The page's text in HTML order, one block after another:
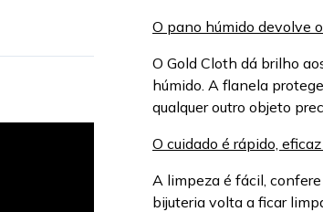
O pano húmido devolve
O Gold Cloth dá brilho
húmido. A flanela
qualquer outro objeto
O cuidado é rápido,
A limpeza é fácil,
bijuteria volta a ficar